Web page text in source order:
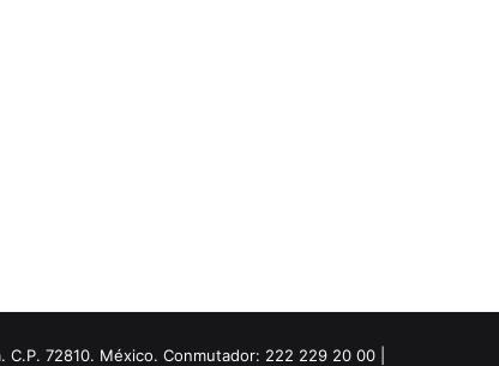
72810. México. Conmutador: 222 229 20 00 |